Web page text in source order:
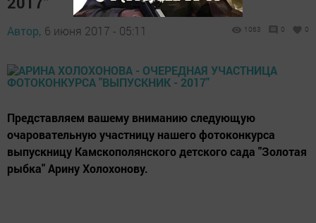
Автор, 6 июня 2017 - 05:11 1063 0 0
Представляем вашему вниманию следующую
очаровательную участницу нашего фотоконкурса
выпускницу Камскополянского детского сада "Золотая
рыбка" Арину Холохонову.